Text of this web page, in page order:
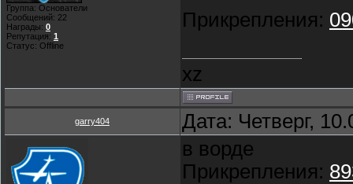
Группа: Основатели
Сообщений: 22
Награды: 0
Репутация: 1
Статус: Offline
Прикрепления:
xz
garry404 Дата: Четверг,
в ворде
Прикрепления: